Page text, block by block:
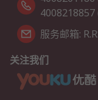
4008218857
服务邮箱:
关注我们